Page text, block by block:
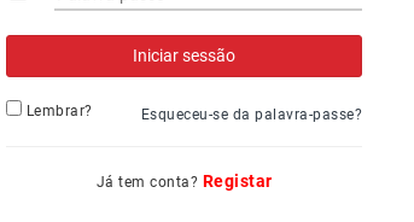
Lembrar? Esqueceu-se da palavra-passe?
Já tem conta? Registar